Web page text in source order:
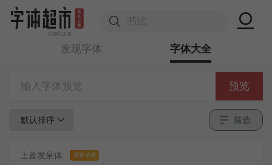
发现字体 字体大全
预览
默认排序 筛选
上首发呆体 零售字体